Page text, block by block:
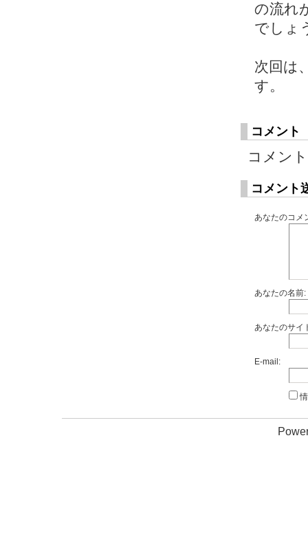
の流れ
でしょ
次回は
す。
コメント
コメン
コメント
あなたのコメ
あなたの名前:
あなたのサイ
E-mail: